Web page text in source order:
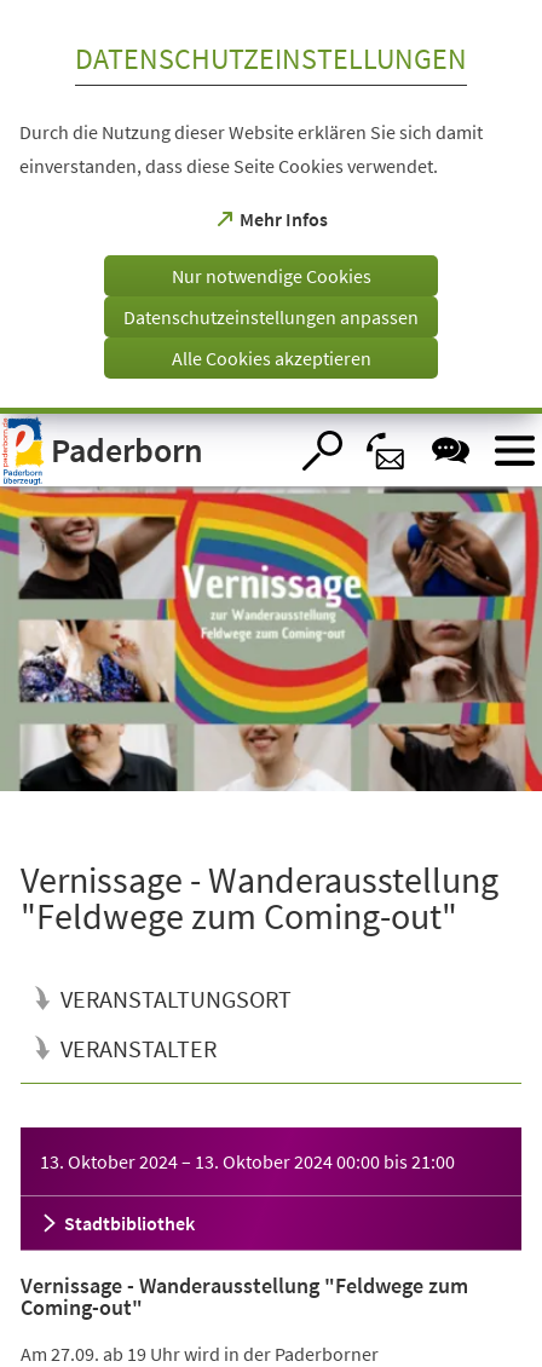
Visuelle
Assistenzsoftware
öffnen.
DATENSCHUTZEINSTELLUNGEN
Durch die Nutzung dieser Website erklären Sie sich damit
einverstanden, dass diese Seite Cookies verwendet.
Mehr Infos
(Öffnet
einem
Tab)
Nur notwendige Cookies
Datenschutzeinstellungen anpassen
Alle Cookies akzeptieren
Paderborn
Vernissage - Wanderausstellung
"Feldwege zum Coming-out"
VERANSTALTUNGSORT
VERANSTALTER
13. Oktober 2024– 13. Oktober 202400:00 bis21:00
Stadtbibliothek
Vernissage - Wanderausstellung "Feldwege zum
Coming-out"
Am 27.09. ab 19 Uhr wird in der Paderborner